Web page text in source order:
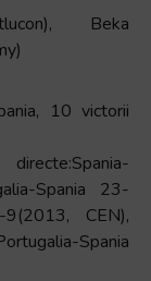
Beka
10 victorii
Spania 23-
CEN),
Spania